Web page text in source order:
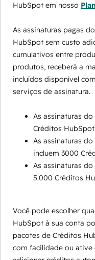
HubSpot em nosso
As assinaturas pagas
HubSpot sem custo
cumulativos entre
produtos, receberá a
incluídos disponível
serviços de assinatura.
As assinaturas
Créditos HubSpot
As assinaturas
incluem 3000
As assinaturas
5.000 Créditos
Você pode escolher
HubSpot à sua conta
pacotes de Créditos
com facilidade ou ative